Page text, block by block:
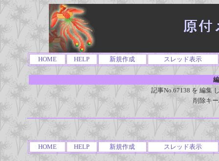
HOME HELP 新規作成 スレッド表示
記事No.67138 を 編集
削除キ
HOME HELP 新規作成 スレッド表示